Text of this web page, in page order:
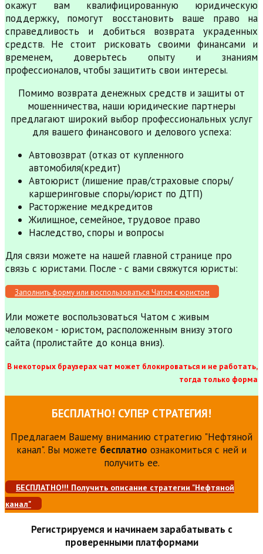
окажут вам квалифицированную юридическую
поддержку, помогут восстановить ваше право на
справедливость и добиться возврата украденных
средств. Не стоит рисковать своими финансами и
временем, доверьтесь опыту и знаниям
профессионалов, чтобы защитить свои интересы.
Помимо возврата денежных средств и защиты от
мошенничества, наши юридические партнеры
предлагают широкий выбор профессиональных услуг
для вашего финансового и делового успеха:
Автовозврат (отказ от купленного
автомобиля(кредит)
Автоюрист (лишение прав/страховые споры/
каршеринговые споры/юрист по ДТП)
Расторжение медкредитов
Жилищное, семейное, трудовое право
Наследство, споры и вопросы
Для связи можете на нашей главной странице про
связь с юристами. После - с вами свяжутся юристы:
Заполнить форму или воспользоваться Чатом с юристом
Или можете воспользоваться Чатом с живым
человеком - юристом, расположенным внизу этого
сайта (пролистайте до конца вниз).
В некоторых браузерах чат может блокироваться и не работать,
тогда только форма
БЕСПЛАТНО! СУПЕР СТРАТЕГИЯ!
Предлагаем Вашему вниманию стратегию "Нефтяной
канал". Вы можете бесплатно ознакомиться с ней и
получить ее.
БЕСПЛАТНО!!! Получить описание стратегии "Нефтяной
канал"
Регистрируемся и начинаем зарабатывать с
проверенными платформами